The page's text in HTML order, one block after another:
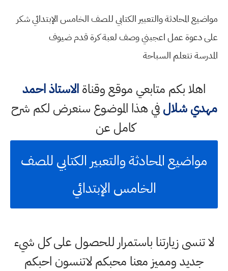
مواضيع المحادثة والتعبير الكتابي للصف الخامس الإبتدائي شكر
على دعوة عمل اعجبني وصف لعبة كرة قدم ضيوف
المدرسة نتعلم السباحة
اهلا بكم متابعي موقع وقناةالاستاذ احمد
مهدي شلالفي هذا الموضوع سنعرض لكم شرح
كامل عن
مواضيع المحادثة والتعبير الكتابي للصف
الخامس الإبتدائي
لا تنسى زيارتنا باستمرار للحصول على كل شيء
جديد ومميز معنا محبكم لاتنسون احبكم